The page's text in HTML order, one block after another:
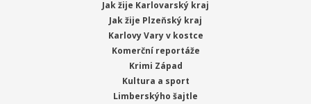
Jak žije Karlovarský kraj
Jak žije Plzeňský kraj
Karlovy Vary v kostce
Komerční reportáže
Krimi Západ
Kultura a sport
Limberskýho šajtle